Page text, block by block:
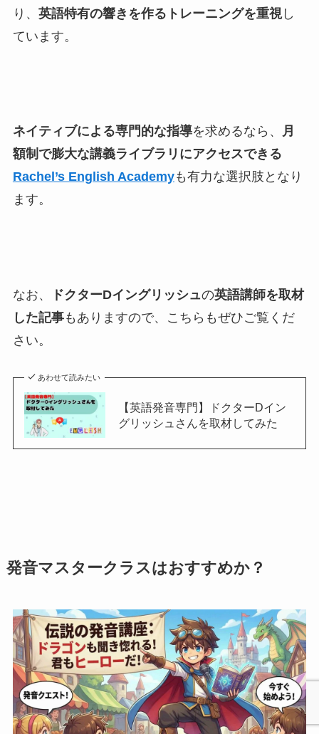
り、 英語特有の響きを作るトレーニングを重視し
ています。
ネイティブによる専門的な指導を求めるなら、
月
額制で膨大な講義ライブラリにアクセスできる
Rachel’s English Academyも有力な選択肢となり
ます。
なお、 ドクターDイングリッシュの英語講師を取材
した記事もありますので、こちらもぜひご覧くだ
さい。
あわせて読みたい
【英語発音専門】ドクターDイン
グリッシュさんを取材してみた
発音マスタークラスはおすすめか？